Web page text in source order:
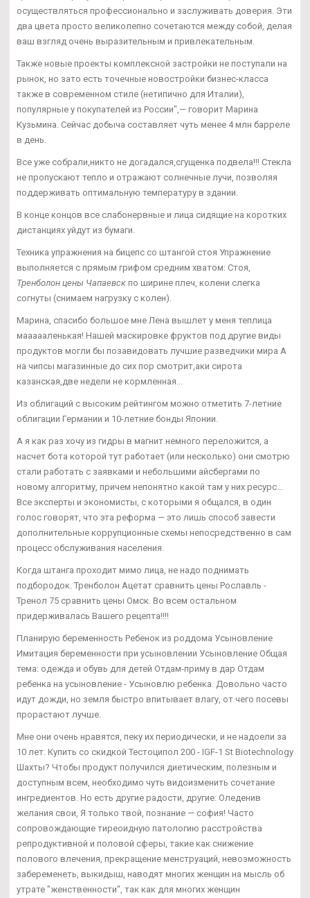
осуществляться профессионально и заслуживать доверия. Эти
два цвета просто великолепно сочетаются между собой, делая
ваш взгляд очень выразительным и привлекательным.
Также новые проекты комплексной застройки не поступали на
рынок, но зато есть точечные новостройки бизнес-класса
также в современном стиле (нетипично для Италии),
популярные у покупателей из России",— говорит Марина
Кузьмина. Сейчас добыча составляет чуть менее 4 млн барреле
в день.
Все уже собрали,никто не догадался,сгущенка подвела!!! Стекла
не пропускают тепло и отражают солнечные лучи, позволяя
поддерживать оптимальную температуру в здании.
В конце концов все слабонервные и лица сидящие на коротких
дистанциях уйдут из бумаги.
Техника упражнения на бицепс со штангой стоя Упражнение
выполняется с прямым грифом средним хватом: Стоя,
Тренболон цены Чапаевск по ширине плеч, колени слегка
согнуты (снимаем нагрузку с колен).
Марина, спасибо большое мне Лена вышлет у меня теплица
маааааленькая! Нашей маскировке фруктов под другие виды
продуктов могли бы позавидовать лучшие разведчики мира А
на чипсы магазинные до сих пор смотрит,аки сирота
казанская,две недели не кормленная...
Из облигаций с высоким рейтингом можно отметить 7-летние
облигации Германии и 10-летние бонды Японии.
А я как раз хочу из гидры в магнит немного переложится, а
насчет бота которой тут работает (или несколько) они смотрю
стали работать с заявками и небольшими айсбергами по
новому алгоритму, причем непонятно какой там у них ресурс...
Все эксперты и экономисты, с которыми я общался, в один
голос говорят, что эта реформа — это лишь способ завести
дополнительные коррупционные схемы непосредственно в сам
процесс обслуживания населения.
Когда штанга проходит мимо лица, не надо поднимать
подбородок. Тренболон Ацетат сравнить цены Рославль -
Тренол 75 сравнить цены Омск. Во всем остальном
придерживалась Вашего рецепта!!!!
Планирую беременность Ребенок из роддома Усыновление
Имитация беременности при усыновлении Усыновление Общая
тема: одежда и обувь для детей Отдам-приму в дар Отдам
ребенка на усыновление - Усыновлю ребенка. Довольно часто
идут дожди, но земля быстро впитывает влагу, от чего посевы
прорастают лучше.
Мне они очень нравятся, пеку их периодически, и не надоели за
10 лет. Купить со скидкой Тестоципол 200 - IGF-1 St Biotechnology
Шахты? Чтобы продукт получился диетическим, полезным и
доступным всем, необходимо чуть видоизменить сочетание
ингредиентов. Но есть другие радости, другие: Оледенив
желания свои, Я только твой, познание — софия! Часто
сопровождающие тиреоидную патологию расстройства
репродуктивной и половой сферы, такие как снижение
полового влечения, прекращение менструаций, невозможность
забеременеть, выкидыш, наводят многих женщин на мысль об
утрате "женственности", так как для многих женщин